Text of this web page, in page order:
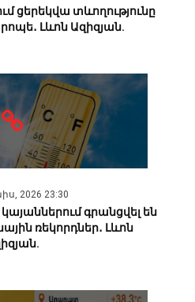
ցերեկվա տևողությունը
Լևոն Ազիզյան.
2026 23:30
գրանցվել են
ռեկորդներ․ Լևոն